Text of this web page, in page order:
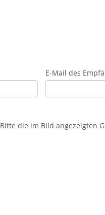
E-Mail des
Bitte die im Bild angezeigten